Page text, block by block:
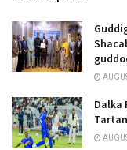
Dalka